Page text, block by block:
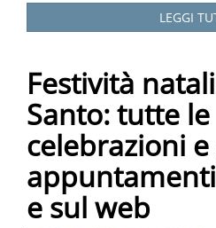
LEGGI
Festività
Santo: tutte le
celebrazioni e
e sul web